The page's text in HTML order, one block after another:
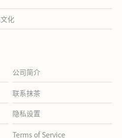
化
公司简介
联系抹茶
隐私设置
Terms of Service